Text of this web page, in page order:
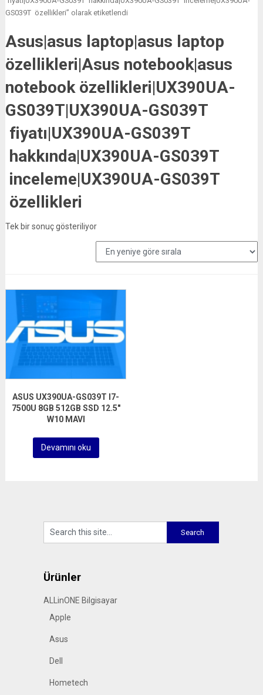
GS039T özellikleri” olarak etiketlendi
Asus|asus laptop|asus laptop
özellikleri|Asus notebook|asus
notebook özellikleri|UX390UA-
GS039T|UX390UA-GS039T
fiyatı|UX390UA-GS039T
hakkında|UX390UA-GS039T
inceleme|UX390UA-GS039T
özellikleri
Tek bir sonuç gösteriliyor
ASUS UX390UA-GS039T I7-
7500U 8GB 512GB SSD 12.5″
W10 MAVI
Devamını oku
Ürünler
ALLinONE Bilgisayar
Apple
Asus
Dell
Hometech